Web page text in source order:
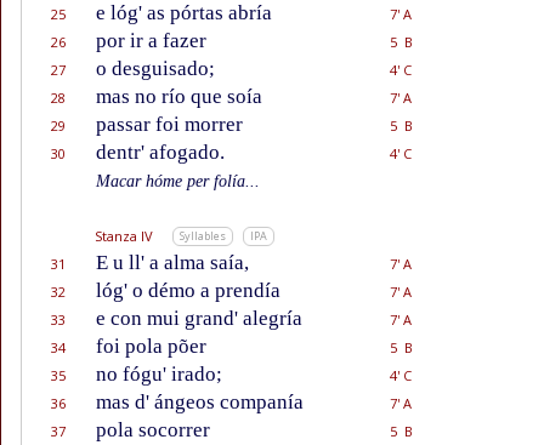
25
e lóg' as pórtas abría
7' A
26
por ir a fazer
5 B
27
o desguisado;
4' C
28
mas no río que soía
7' A
29
passar foi morrer
5 B
30
dentr' afogado.
4' C
Macar hóme per folía...
Stanza IV Syllables IPA
31 E u ll' a alma saía,
7' A
32
lóg' o démo a prendía
7' A
33
e con mui grand' alegría
7' A
34
foi pola põer
5 B
35
no fógu' irado;
4' C
36
mas d' ángeos companía
7' A
37
pola socorrer
5 B